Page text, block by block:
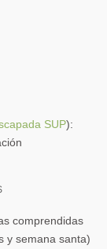
SUP):
comprendidas
y semana santa)